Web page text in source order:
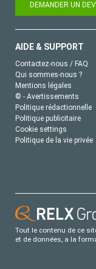
DEMANDER UN
AIDE & SUPPORT
Contactez-nous / FAQ
Qui sommes-nous ?
Mentions légales
© - Avertissements
Politique rédactionnelle
Politique publicitaire
Cookie settings
Politique de la vie privée
Tout le contenu de ce
et de données, a la